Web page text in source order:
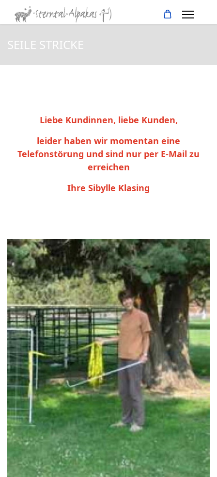
SEILE STRICKE
Liebe Kundinnen, liebe Kunden,
leider haben wir momentan eine
Telefonstörung und sind nur per E-Mail zu
erreichen
Ihre Sibylle Klasing
Details